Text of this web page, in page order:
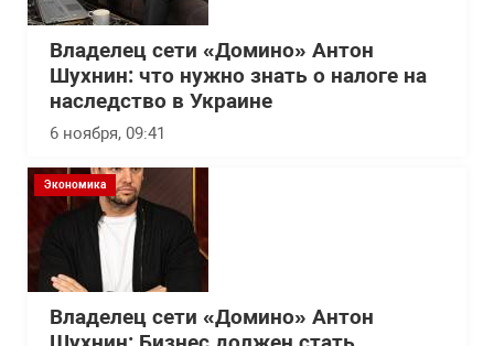
Владелец сети «Домино» Антон
Шухнин: что нужно знать о налоге на
наследство в Украине
6 ноября, 09:41
Экономика
Владелец сети «Домино» Антон